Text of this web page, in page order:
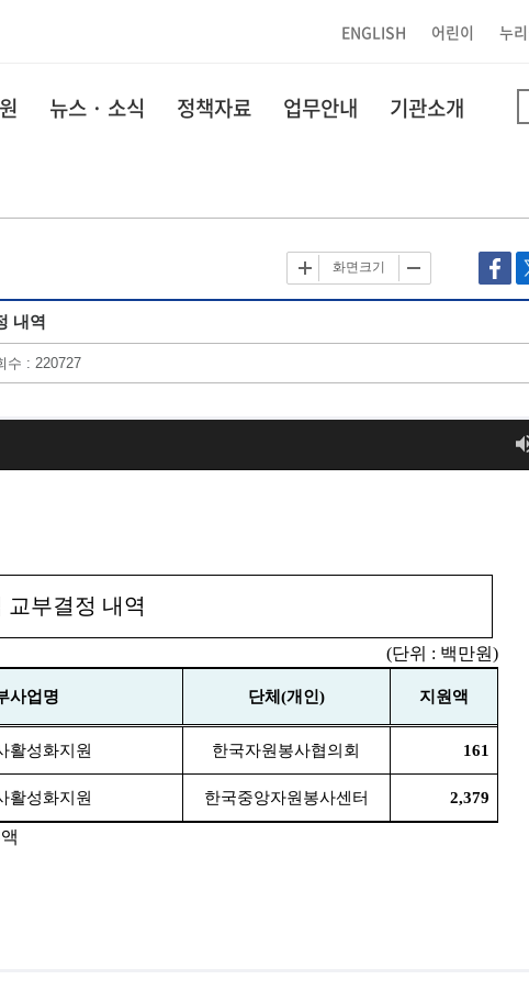
ENGLISH 어린이 누
뉴스 · 소식 정책자료 업무안내 기관소개
화면크기
내역
수 : 220727